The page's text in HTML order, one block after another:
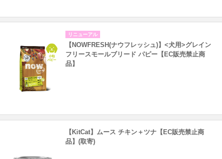
リニューアル
【NOWFRESH(ナウフレッシュ)】<犬用>グレイン
フリースモールブリード パピー【EC販売禁止商
品】
【KitCat】ムース チキン＋ツナ【EC販売禁止商
品】(取寄)